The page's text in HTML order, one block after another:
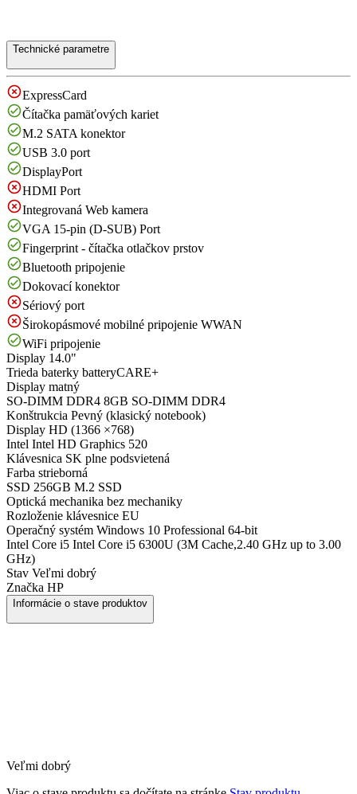
Technické parametre
ExpressCard
Čítačka pamäťových kariet
M.2 SATA konektor
USB 3.0 port
DisplayPort
HDMI Port
Integrovaná Web kamera
VGA 15-pin (D-SUB) Port
Fingerprint - čítačka otlačkov prstov
Bluetooth pripojenie
Dokovací konektor
Sériový port
Širokopásmové mobilné pripojenie WWAN
WiFi pripojenie
Display 14.0"
Trieda baterky batteryCARE+
Display matný
SO-DIMM DDR4 8GB SO-DIMM DDR4
Konštrukcia Pevný (klasický notebook)
Display HD (1366 ×768)
Intel Intel HD Graphics 520
Klávesnica SK plne podsvietená
Farba strieborná
SSD 256GB M.2 SSD
Optická mechanika bez mechaniky
Rozloženie klávesnice EU
Operačný systém Windows 10 Professional 64-bit
Intel Core i5 Intel Core i5 6300U (3M Cache,2.40 GHz up to 3.00
GHz)
Stav Veľmi dobrý
Značka HP
Informácie o stave produktov
Veľmi dobrý